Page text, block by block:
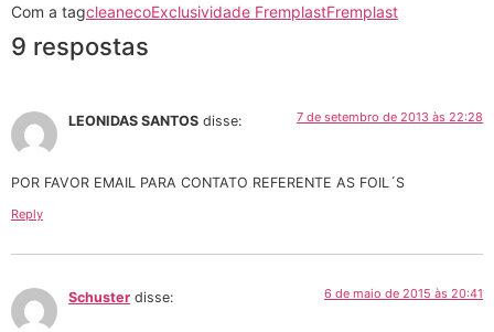
Com a tagcleanecoExclusividade FremplastFremplast
9 respostas
LEONIDAS SANTOS disse: 7 de setembro de 2013 às 22:28
POR FAVOR EMAIL PARA CONTATO REFERENTE AS FOIL´S
Reply
Schuster disse: 6 de maio de 2015 às 20:41